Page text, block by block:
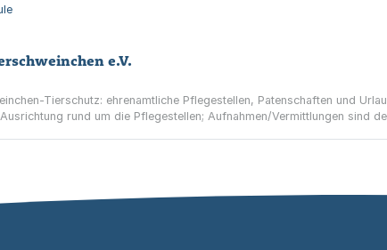
e.V.
Tierschutz: ehrenamtliche Pflegestellen, Patenschaften und
rund um die Pflegestellen; Aufnahmen/Vermittlungen sind